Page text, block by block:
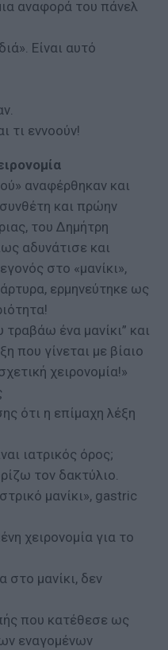
αναφορά του πάνελ
Είναι αυτό
τι εννοούν!
αναφέρθηκαν και
και πρώην
του Δημήτρη
αδυνάτισε και
στο «μανίκι»,
ερμηνεύτηκε ως
τραβάω ένα μανίκι” και
που γίνεται με βίαιο
χειρονομία!»
ότι η επίμαχη λέξη
ιατρικός όρος;
τον δακτύλιο.
μανίκι», gastric
χειρονομία για το
στο μανίκι, δεν
που κατέθεσε ως
εναγομένων